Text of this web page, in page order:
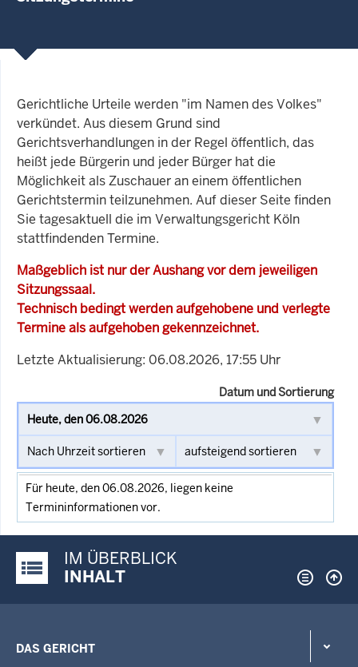
Gerichtliche Urteile werden "im Namen des Volkes"
verkündet. Aus diesem Grund sind
Gerichtsverhandlungen in der Regel öffentlich, das
heißt jede Bürgerin und jeder Bürger hat die
Möglichkeit als Zuschauer an einem öffentlichen
Gerichtstermin teilzunehmen. Auf dieser Seite finden
Sie tagesaktuell die im Verwaltungsgericht Köln
stattfindenden Termine.
Maßgeblich ist nur der Aushang vor dem jeweiligen
Sitzungssaal.
Technisch bedingt werden aufgehobene und verlegte
Termine als aufgehoben gekennzeichnet.
Letzte Aktualisierung: 06.08.2026, 17:55 Uhr
Datum und Sortierung
Für heute, den 06.08.2026, liegen keine
Termininformationen vor.
Justiz-Portal im Überblick:
IM ÜBERBLICK
INHALT
DAS GERICHT